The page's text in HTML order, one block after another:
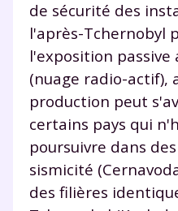
de sécurité des
l'après-Tchernobyl
l'exposition passive
(nuage radio-actif),
production peut
certains pays qui
poursuivre dans
sismicité
des filières